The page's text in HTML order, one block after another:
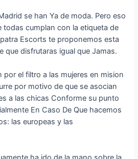
se han Ya de moda. Pero eso
todas cumplan con la etiqueta de
Escorts te proponemos esta
que disfrutaras igual que Jamas.
el filtro a las mujeres en mision
por motivo de que se asocian
a las chicas Conforme su punto
En Caso De Que hacemos
las europeas y las